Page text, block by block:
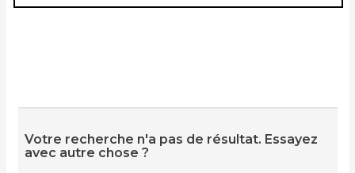
Votre recherche n'a pas de résultat. Essayez
avec autre chose ?